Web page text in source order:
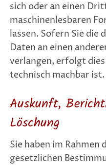
sich oder an einen
maschinenlesbaren
lassen. Sofern Sie die
Daten an einen
verlangen, erfolgt
technisch machbar ist.
Auskunft,
Löschung
Sie haben im Rahmen
gesetzlichen